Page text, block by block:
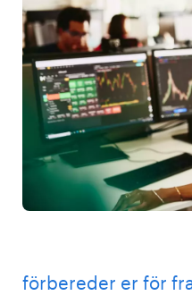
förbereder er för